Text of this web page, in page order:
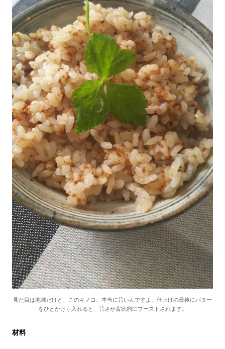
見た目は地味だけど、このキノコ、本当に旨いんですよ。仕上げの最後にバター
をひとかけら入れると、旨さが背徳的にブーストされます。
材料